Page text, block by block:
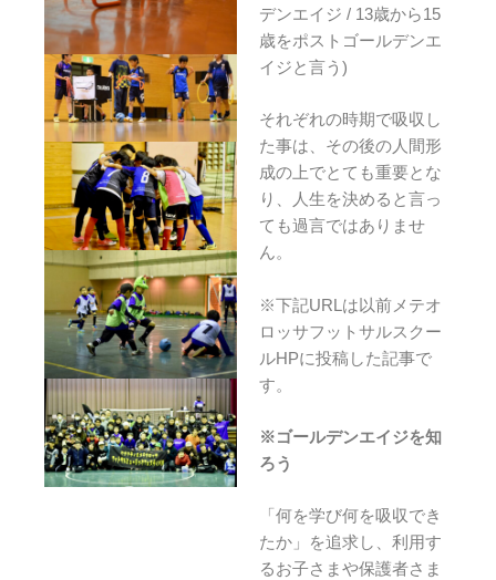
デンエイジ / 13歳から15
歳をポストゴールデンエ
イジと言う)
それぞれの時期で吸収し
た事は、その後の人間形
成の上でとても重要とな
り、人生を決めると言っ
ても過言ではありませ
ん。
※下記URLは以前メテオ
ロッサフットサルスクー
ルHPに投稿した記事で
す。
※ゴールデンエイジを知
ろう
「何を学び何を吸収でき
たか」を追求し、利用す
るお子さまや保護者さま